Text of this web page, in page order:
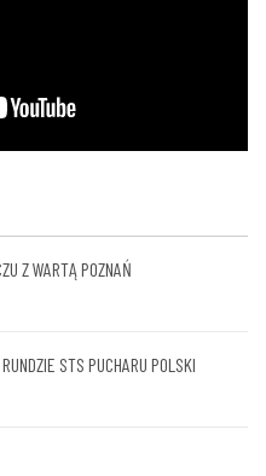
Z WARTĄ POZNAŃ
STS PUCHARU POLSKI